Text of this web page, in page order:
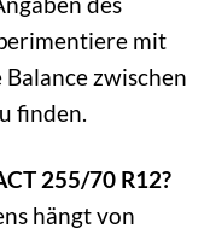
mit
zwischen
finden.
255/70 R12?
hängt von